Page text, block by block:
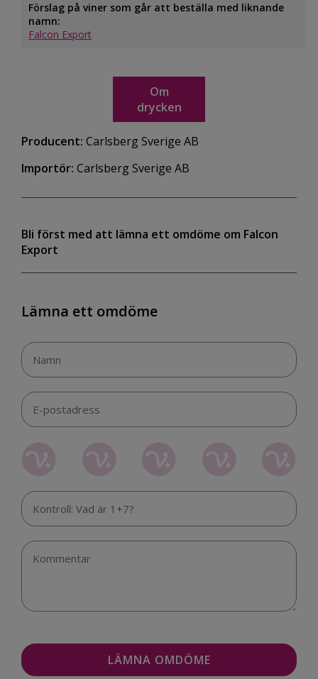
Förslag på viner som går att beställa med liknande
namn:
Falcon Export
Om
drycken
Producent: Carlsberg Sverige AB
Importör: Carlsberg Sverige AB
Bli först med att lämna ett omdöme om Falcon
Export
Lämna ett omdöme